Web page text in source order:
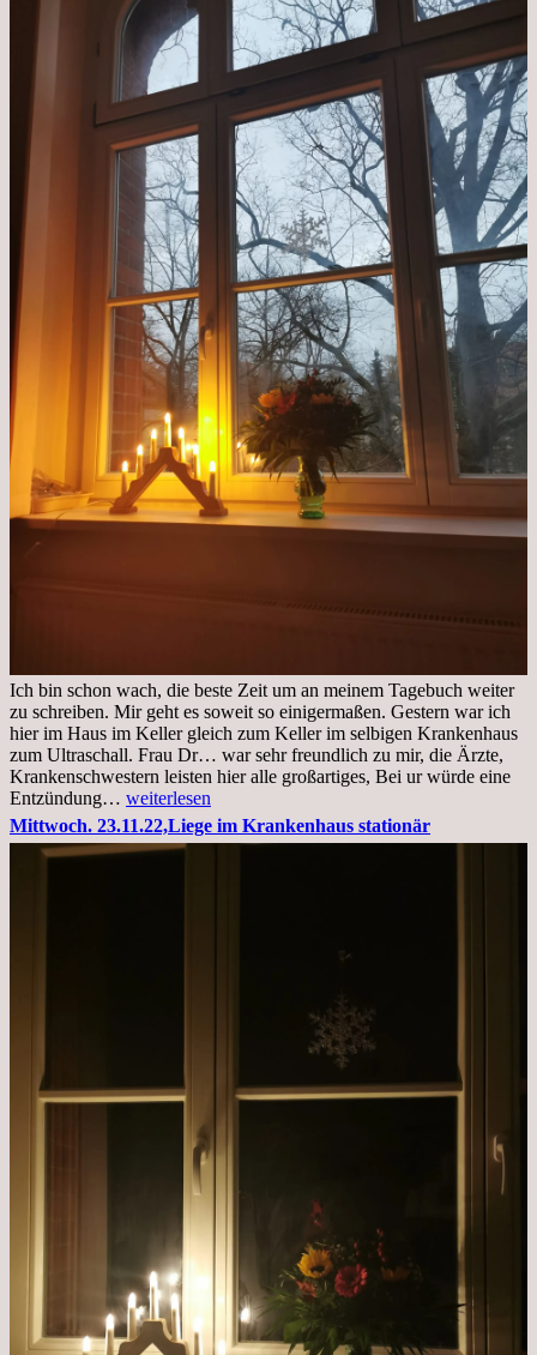
Ich bin schon wach, die beste Zeit um an meinem Tagebuch weiter
zu schreiben. Mir geht es soweit so einigermaßen. Gestern war ich
hier im Haus im Keller gleich zum Keller im selbigen Krankenhaus
zum Ultraschall. Frau Dr… war sehr freundlich zu mir, die Ärzte,
Krankenschwestern leisten hier alle großartiges, Bei ur würde eine
Entzündung… Freitag,
25.11.2022
Kleines
weiterlesen
Mittwoch. 23.11.22,Liege im Krankenhaus stationär